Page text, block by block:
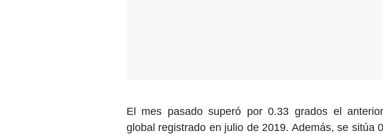
El mes pasado superó por 0.33 grados el
global registrado en julio de 2019. Además, se sitúa